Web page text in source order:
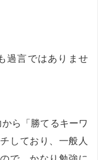
過言ではありませ
ら「勝てるキーワ
しており、一般人